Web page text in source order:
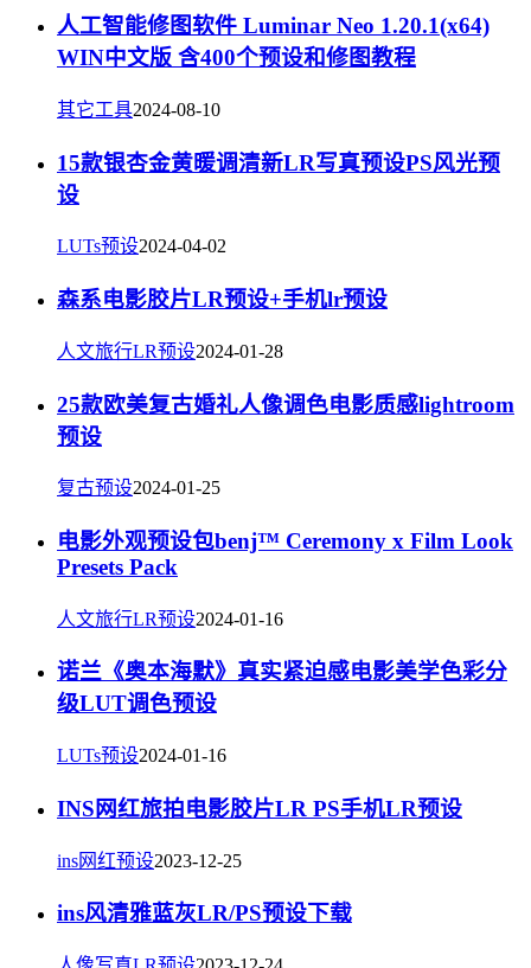
人工智能修图软件 Luminar Neo 1.20.1(x64)
WIN中文版 含400个预设和修图教程
其它工具2024-08-10
15款银杏金黄暖调清新LR写真预设PS风光预
设
LUTs预设2024-04-02
森系电影胶片LR预设+手机lr预设
人文旅行LR预设2024-01-28
25款欧美复古婚礼人像调色电影质感lightroom
预设
复古预设2024-01-25
电影外观预设包benj™ Ceremony x Film Look
Presets Pack
人文旅行LR预设2024-01-16
诺兰《奥本海默》真实紧迫感电影美学色彩分
级LUT调色预设
LUTs预设2024-01-16
INS网红旅拍电影胶片LR PS手机LR预设
ins网红预设2023-12-25
ins风清雅蓝灰LR/PS预设下载